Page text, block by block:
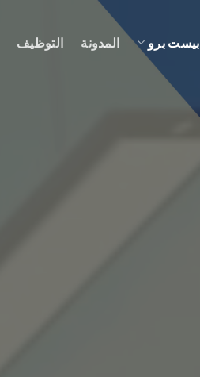
بيست برو المدونة التوظيف